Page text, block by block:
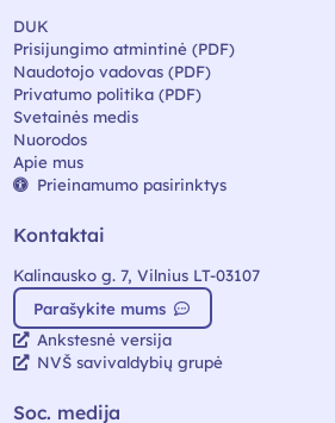
DUK
Prisijungimo atmintinė (PDF)
Naudotojo vadovas (PDF)
Privatumo politika (PDF)
Svetainės medis
Nuorodos
Apie mus
Prieinamumo pasirinktys
Kontaktai
Kalinausko g. 7, Vilnius LT-03107
Parašykite mums
Ankstesnė versija
NVŠ savivaldybių grupė
Soc. medija